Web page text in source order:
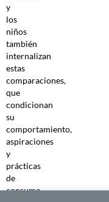
y
los
niños
también
internalizan
estas
comparaciones,
que
condicionan
su
comportamiento,
aspiraciones
y
prácticas
de
consumo.